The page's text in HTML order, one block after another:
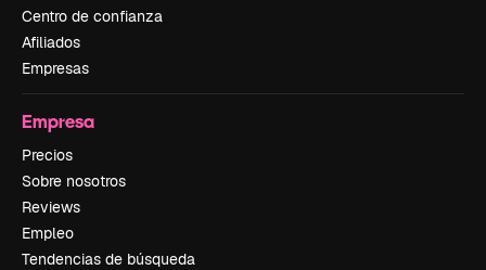
Centro de confianza
Afiliados
Empresas
Empresa
Precios
Sobre nosotros
Reviews
Empleo
Tendencias de búsqueda